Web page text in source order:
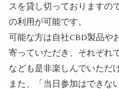
スを貸し切っておりますの
の利用が可能です。
可能な方は自社CBD製品や
寄っていただき、それぞれ
なども是非楽しんでいただ
また、「当日参加はできな